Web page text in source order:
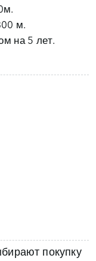
м.
на 5 лет.
покупку